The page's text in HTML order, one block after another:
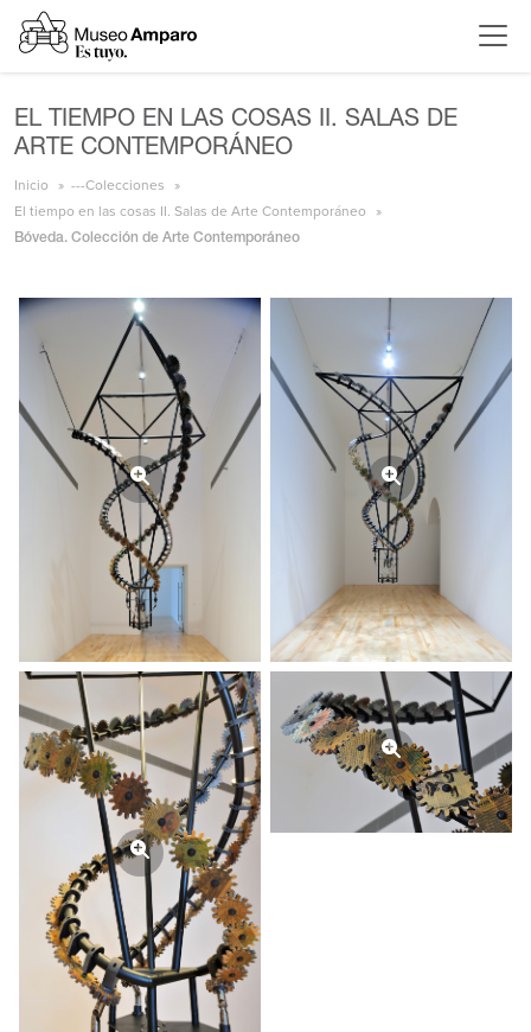
EL TIEMPO EN LAS COSAS II. SALAS DE
ARTE CONTEMPORÁNEO
Inicio
---Colecciones
El tiempo en las cosas II. Salas de Arte Contemporáneo
Bóveda. Colección de Arte Contemporáneo